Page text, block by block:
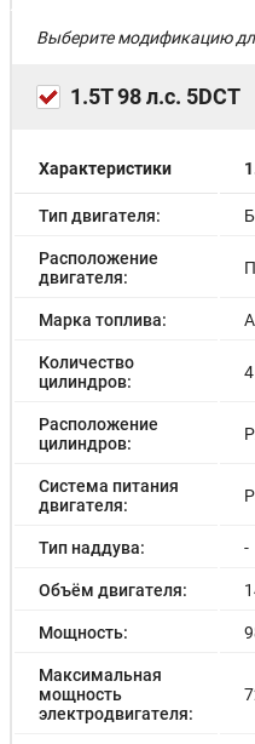
Выберите модификацию
1.5T 98 л.с. 5DCT
Характеристики
Тип двигателя:
Расположение
двигателя:
Марка топлива:
Количество
цилиндров:
4
Расположение
цилиндров:
Система питания
двигателя:
Тип наддува: -
Объём двигателя:
Мощность:
Максимальная
мощность
электродвигателя: